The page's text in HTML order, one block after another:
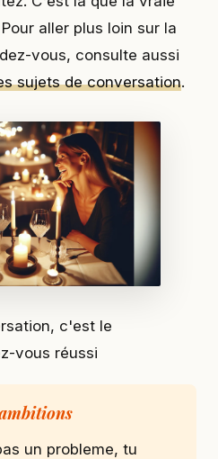
aller plus loin sur la
vous, consulte aussi
sujets de conversation.
c'est le
vous réussi
un probleme, tu